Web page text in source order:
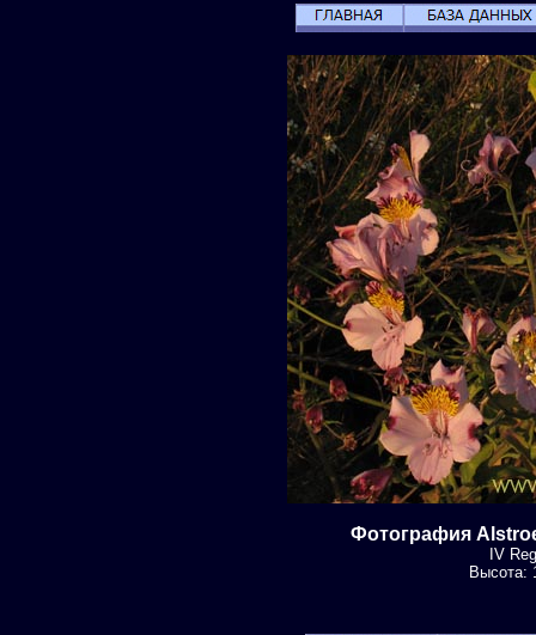
Фотография
IV
Высота: